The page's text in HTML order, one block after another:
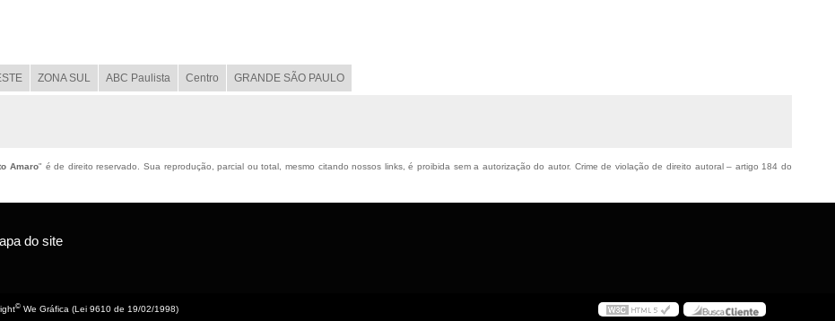
ZONA SUL ABC Paulista Centro GRANDE SÃO PAULO
Amaro" é de direito reservado. Sua reprodução, parcial ou total, mesmo citando nossos links, é proibida sem a autorização do autor. Crime de violação de direito autoral – artigo 184 do
do site
© We Gráfica (Lei 9610 de 19/02/1998)